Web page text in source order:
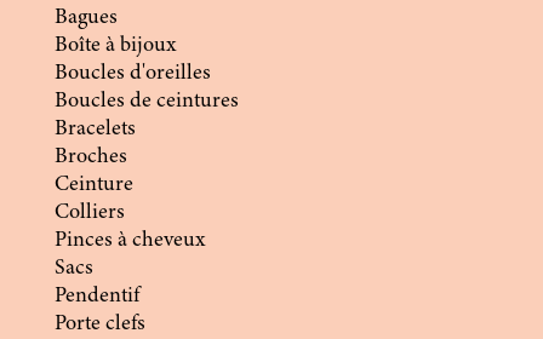
Bagues
Boîte à bijoux
Boucles d'oreilles
Boucles de ceintures
Bracelets
Broches
Ceinture
Colliers
Pinces à cheveux
Sacs
Pendentif
Porte clefs